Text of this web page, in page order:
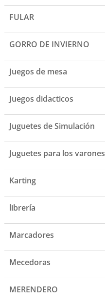
FULAR
GORRO DE INVIERNO
Juegos de mesa
Juegos didacticos
Juguetes de Simulación
Juguetes para los varones
Karting
librería
Marcadores
Mecedoras
MERENDERO